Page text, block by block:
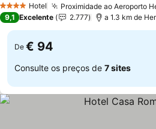
4 EstrelasHotel Proximidade ao Aeroporto
9,1 Excelente 2.777 a 1.3 km de
De € 94
Consulte os preços de 7 sites